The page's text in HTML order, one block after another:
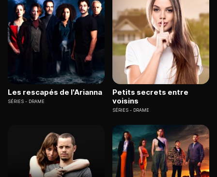
Les rescapés de l'Arianna
SÉRIES DRAME
Petits secrets entre
voisins
SÉRIES DRAME